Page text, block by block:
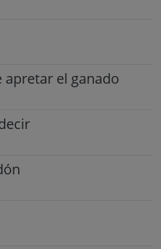
el ganado